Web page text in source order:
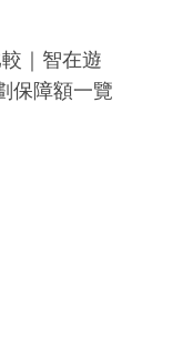
｜智在遊
保障額一覽